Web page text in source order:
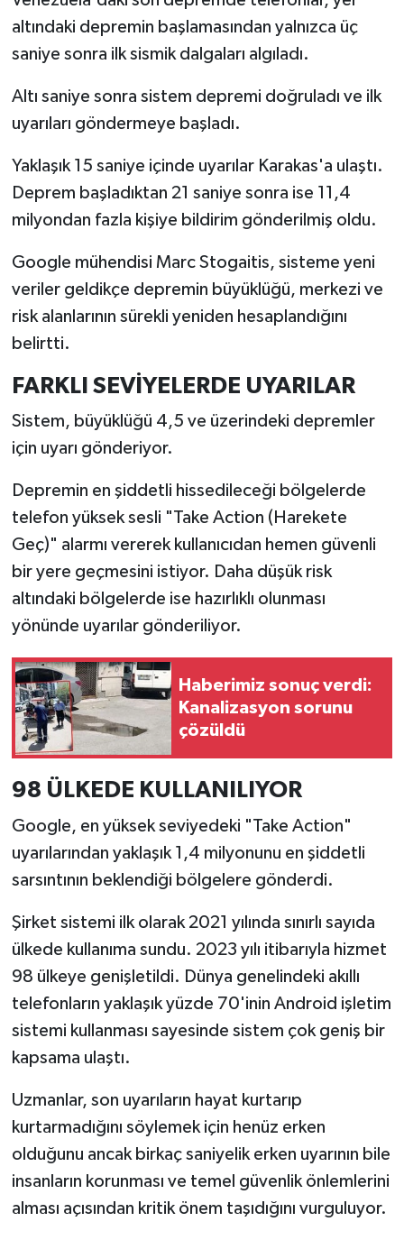
altındaki depremin başlamasından yalnızca üç
saniye sonra ilk sismik dalgaları algıladı.
Altı saniye sonra sistem depremi doğruladı ve ilk
uyarıları göndermeye başladı.
Yaklaşık 15 saniye içinde uyarılar Karakas'a ulaştı.
Deprem başladıktan 21 saniye sonra ise 11,4
milyondan fazla kişiye bildirim gönderilmiş oldu.
Google mühendisi Marc Stogaitis, sisteme yeni
veriler geldikçe depremin büyüklüğü, merkezi ve
risk alanlarının sürekli yeniden hesaplandığını
belirtti.
FARKLI SEVİYELERDE UYARILAR
Sistem, büyüklüğü 4,5 ve üzerindeki depremler
için uyarı gönderiyor.
Depremin en şiddetli hissedileceği bölgelerde
telefon yüksek sesli "Take Action (Harekete
Geç)" alarmı vererek kullanıcıdan hemen güvenli
bir yere geçmesini istiyor. Daha düşük risk
altındaki bölgelerde ise hazırlıklı olunması
yönünde uyarılar gönderiliyor.
Haberimiz sonuç verdi:
Kanalizasyon sorunu
çözüldü
98 ÜLKEDE KULLANILIYOR
Google, en yüksek seviyedeki "Take Action"
uyarılarından yaklaşık 1,4 milyonunu en şiddetli
sarsıntının beklendiği bölgelere gönderdi.
Şirket sistemi ilk olarak 2021 yılında sınırlı sayıda
ülkede kullanıma sundu. 2023 yılı itibarıyla hizmet
98 ülkeye genişletildi. Dünya genelindeki akıllı
telefonların yaklaşık yüzde 70'inin Android işletim
sistemi kullanması sayesinde sistem çok geniş bir
kapsama ulaştı.
Uzmanlar, son uyarıların hayat kurtarıp
kurtarmadığını söylemek için henüz erken
olduğunu ancak birkaç saniyelik erken uyarının bile
insanların korunması ve temel güvenlik önlemlerini
alması açısından kritik önem taşıdığını vurguluyor.